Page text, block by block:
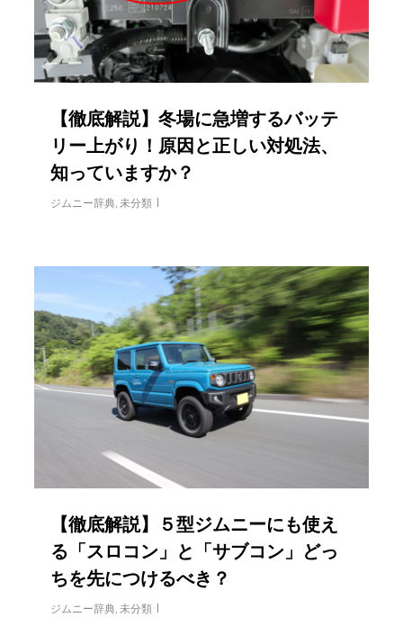
【徹底解説】冬場に急増するバッテ
リー上がり！原因と正しい対処法、
知っていますか？
ジムニー辞典 ,未分類
【徹底解説】５型ジムニーにも使え
る「スロコン」と「サブコン」どっ
ちを先につけるべき？
ジムニー辞典,未分類